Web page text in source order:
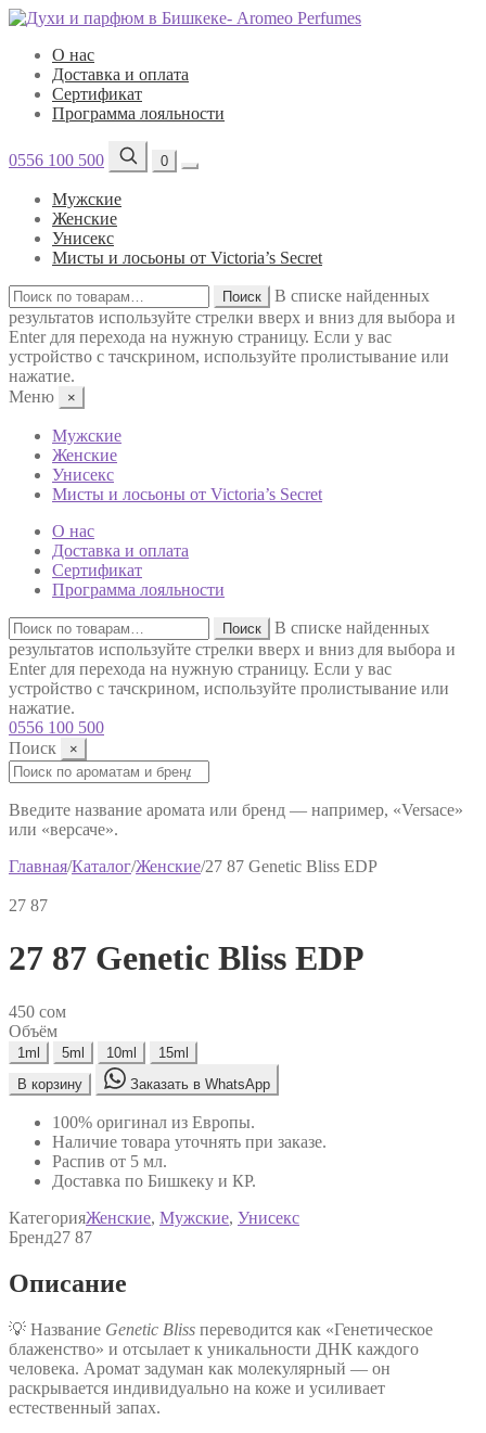
О нас
Доставка и оплата
Сертификат
Программа лояльности
0556 100 500 0
Мужские
Женские
Унисекс
Мисты и лосьоны от Victoria’s Secret
Искать:
Поиск
В списке найденных
результатов используйте стрелки вверх и вниз для выбора и
Enter для перехода на нужную страницу. Если у вас
устройство с тачскрином, используйте пролистывание или
нажатие.
Меню
×
Мужские
Женские
Унисекс
Мисты и лосьоны от Victoria’s Secret
О нас
Доставка и оплата
Сертификат
Программа лояльности
Искать:
Поиск
В списке найденных
результатов используйте стрелки вверх и вниз для выбора и
Enter для перехода на нужную страницу. Если у вас
устройство с тачскрином, используйте пролистывание или
нажатие.
0556 100 500
Поиск
×
Поиск:
Введите название аромата или бренд — например, «Versace»
или «версаче».
Главная/Каталог/Женские/27 87 Genetic Bliss EDP
27 87
27 87 Genetic Bliss EDP
450 сом
Объём
1ml 5ml 10ml
15ml
В корзину
Заказать в WhatsApp
100% оригинал из Европы.
Наличие товара уточнять при заказе.
Распив от 5 мл.
Доставка по Бишкеку и КР.
КатегорияЖенские, Мужские, Унисекс
Бренд27 87
Описание
💡 Название Genetic Bliss переводится как «Генетическое
блаженство» и отсылает к уникальности ДНК каждого
человека. Аромат задуман как молекулярный — он
раскрывается индивидуально на коже и усиливает
естественный запах.